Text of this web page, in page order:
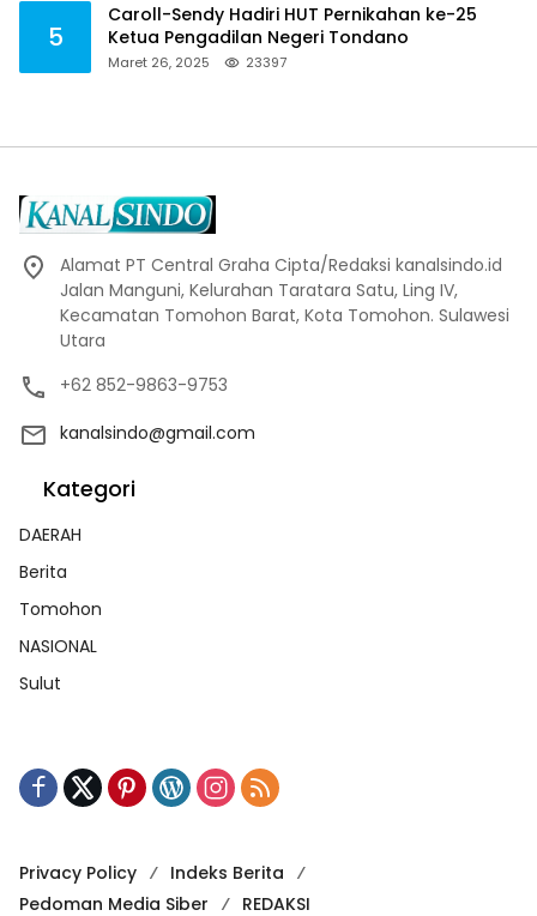
5
Caroll-Sendy Hadiri HUT Pernikahan ke-25
Ketua Pengadilan Negeri Tondano
Maret 26, 2025 23397
Alamat PT Central Graha Cipta/Redaksi kanalsindo.id
Jalan Manguni, Kelurahan Taratara Satu, Ling IV,
Kecamatan Tomohon Barat, Kota Tomohon. Sulawesi
Utara
+62 852-9863-9753
kanalsindo@gmail.com
Kategori
DAERAH
Berita
Tomohon
NASIONAL
Sulut
Privacy Policy
Indeks Berita
Pedoman Media Siber
REDAKSI